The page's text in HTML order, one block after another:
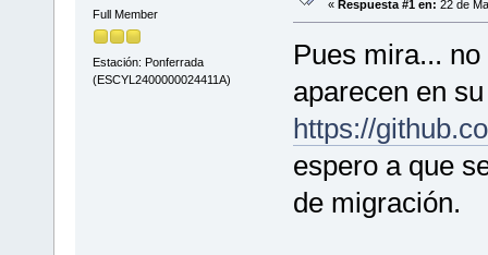
Full Member
Estación: Ponferrada
(ESCYL2400000024411A)
« Respuesta #1 en: 22 de
Pues mira...
aparecen en
https://
espero a que
de migración.